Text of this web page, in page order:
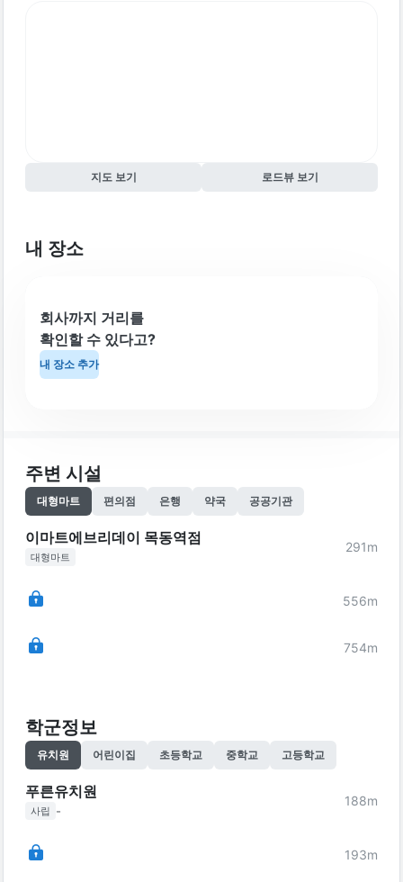
지도 보기 로드뷰 보기
내 장소
회사까지 거리를
확인할 수 있다고?
내 장소 추가
주변 시설
대형마트 편의점 은행 약국 공공기관
이마트에브리데이 목동역점
대형마트
291m
556m
754m
학군정보
유치원 어린이집 초등학교 중학교 고등학교
푸른유치원
사립 -
188m
193m